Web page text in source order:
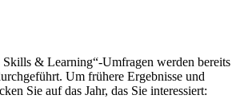
& Learning“-Umfragen werden bereits
Um frühere Ergebnisse und
Sie auf das Jahr, das Sie interessiert: